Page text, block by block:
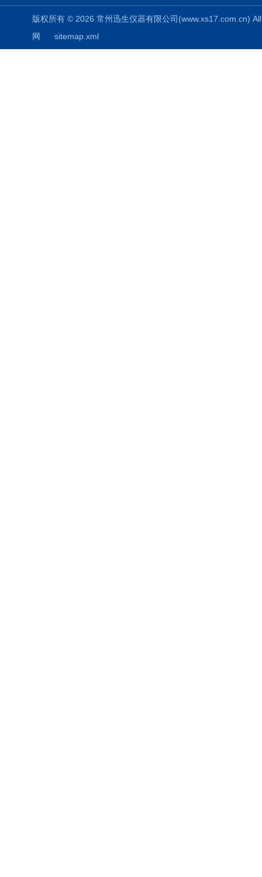
版权所有 © 2026 常州迅生仪器有限公司
网
sitemap.xml